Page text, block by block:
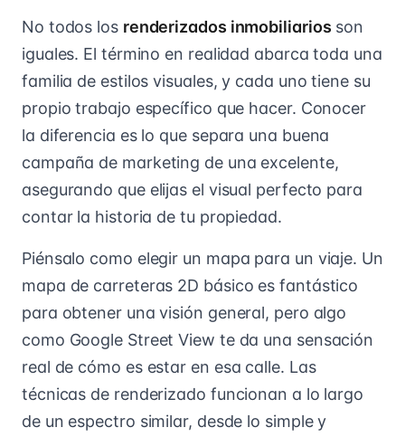
No todos los renderizados inmobiliarios son
iguales. El término en realidad abarca toda una
familia de estilos visuales, y cada uno tiene su
propio trabajo específico que hacer. Conocer
la diferencia es lo que separa una buena
campaña de marketing de una excelente,
asegurando que elijas el visual perfecto para
contar la historia de tu propiedad.
Piénsalo como elegir un mapa para un viaje. Un
mapa de carreteras 2D básico es fantástico
para obtener una visión general, pero algo
como Google Street View te da una sensación
real de cómo es estar en esa calle. Las
técnicas de renderizado funcionan a lo largo
de un espectro similar, desde lo simple y